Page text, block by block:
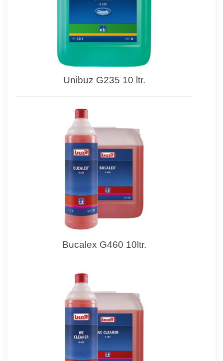
Unibuz G235 10 ltr.
Bucalex G460 10ltr.